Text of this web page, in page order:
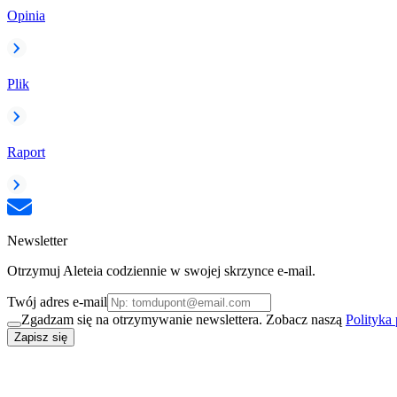
Opinia
Plik
Raport
Newsletter
Otrzymuj Aleteia codziennie w swojej skrzynce e-mail.
Twój adres e-mail
Zgadzam się na otrzymywanie newslettera. Zobacz naszą Polityka
Zapisz się